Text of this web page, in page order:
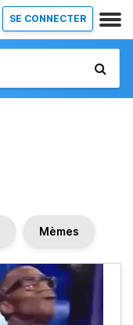
SE CONNECTER
Mèmes